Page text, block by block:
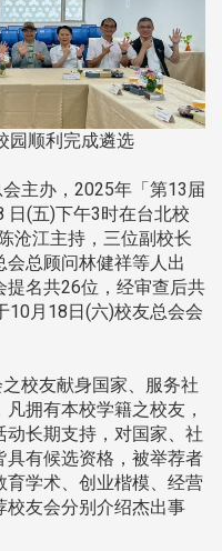
园顺利完成遴选
主办，2025年「第13届
日(五)下午3时在台北校
沧江主持，三位副校长
总顾问林健祥等人出
提名共26位，经审查后共
10月18日(六)校友总会会
校友献身国家、服务社
拥有本校学籍之校友，
长期支持，对国家、社
有候选资格，被举荐者
学术、创业楷模、经营
校友会分别介绍杰出事